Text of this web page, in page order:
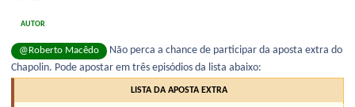
AUTOR
@Roberto Macêdo
Não perca a chance de participar da aposta extra do
Chapolin. Pode apostar em três episódios da lista abaixo:
LISTA DA APOSTA EXTRA